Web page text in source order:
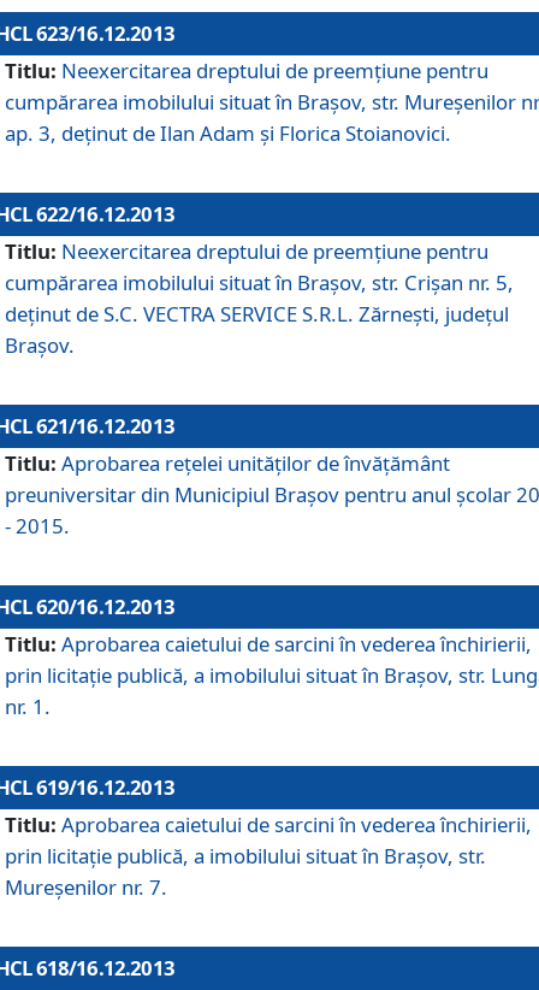
623/16.12.2013
Titlu: Neexercitarea dreptului de preemţiune pentru
cumpărarea imobilului situat în Braşov, str. Mureşenilor
ap. 3, deţinut de Ilan Adam şi Florica Stoianovici.
622/16.12.2013
Titlu: Neexercitarea dreptului de preemţiune pentru
cumpărarea imobilului situat în Braşov, str. Crişan nr. 5,
deţinut de S.C. VECTRA SERVICE S.R.L. Zărneşti, judeţul
Braşov.
621/16.12.2013
Titlu: Aprobarea reţelei unităţilor de învăţământ
preuniversitar din Municipiul Braşov pentru anul şcolar
- 2015.
620/16.12.2013
Titlu: Aprobarea caietului de sarcini în vederea închirierii,
prin licitaţie publică, a imobilului situat în Braşov, str.
nr. 1.
619/16.12.2013
Titlu: Aprobarea caietului de sarcini în vederea închirierii,
prin licitaţie publică, a imobilului situat în Braşov, str.
Mureşenilor nr. 7.
618/16.12.2013